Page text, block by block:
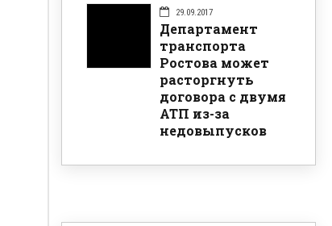
29.09.2017
Департамент
транспорта
Ростова может
расторгнуть
договора с двумя
АТП из-за
недовыпусков